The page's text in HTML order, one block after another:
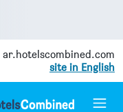
ar.hotelscombined.com
site in English